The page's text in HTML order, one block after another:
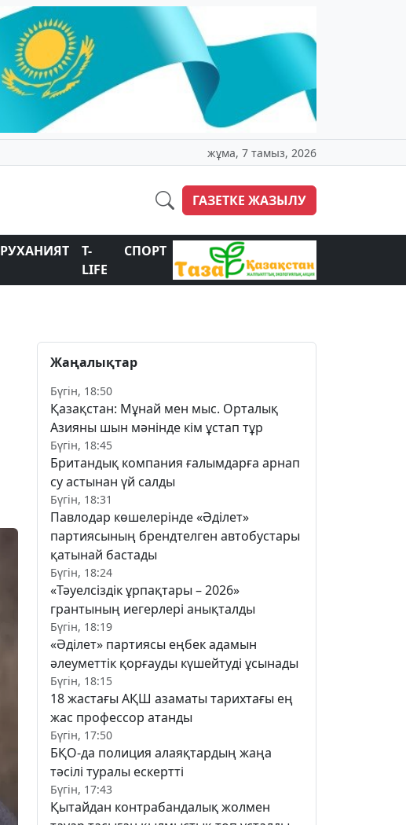
жұма, 7 тамыз, 2026
ГАЗЕТКЕ ЖАЗЫЛУ
РУХАНИЯТ
T-
LIFE
СПОРТ
Жаңалықтар
Бүгін, 18:50
Қазақстан: Мұнай мен мыс. Орталық
Азияны шын мәнінде кім ұстап тұр
Бүгін, 18:45
Британдық компания ғалымдарға арнап
су астынан үй салды
Бүгін, 18:31
Павлодар көшелерінде «Әділет»
партиясының брендтелген автобустары
қатынай бастады
Бүгін, 18:24
«Тәуелсіздік ұрпақтары – 2026»
грантының иегерлері анықталды
Бүгін, 18:19
«Әділет» партиясы еңбек адамын
әлеуметтік қорғауды күшейтуді ұсынады
Бүгін, 18:15
18 жастағы АҚШ азаматы тарихтағы ең
жас профессор атанды
Бүгін, 17:50
БҚО-да полиция алаяқтардың жаңа
тәсілі туралы ескертті
Бүгін, 17:43
Қытайдан контрабандалық жолмен